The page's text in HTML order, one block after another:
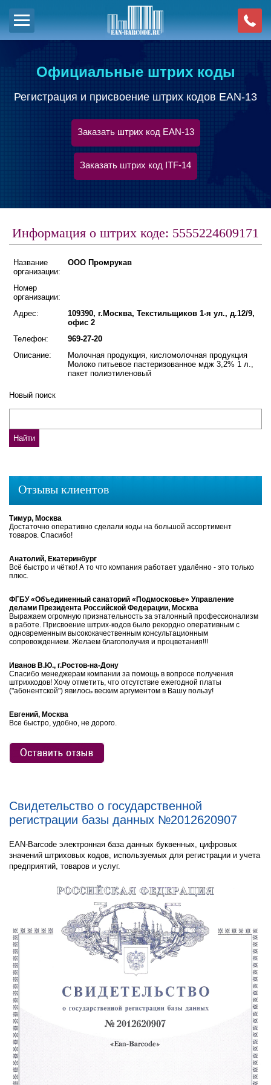
Официальные штрих коды
Регистрация и присвоение штрих кодов EAN-13
Заказать штрих код EAN-13
Заказать штрих код ITF-14
Информация о штрих коде: 5555224609171
Название
организации:
ООО Промрукав
Номер
организации:
Адрес:
109390, г.Москва, Текстильщиков 1-я ул., д.12/9,
офис 2
Телефон:
969-27-20
Описание:
Молочная продукция, кисломолочная продукция
Молоко питьевое пастеризованное мдж 3,2% 1 л.,
пакет полиэтиленовый
Новый поиск
Отзывы клиентов
Тимур, Москва
Достаточно оперативно сделали коды на большой ассортимент
товаров. Спасибо!
Анатолий, Екатеринбург
Всё быстро и чётко! А то что компания работает удалённо - это только
плюс.
ФГБУ «Объединенный санаторий «Подмосковье» Управление
делами Президента Российской Федерации, Москва
Выражаем огромную признательность за эталонный профессионализм
в работе. Присвоение штрих-кодов было рекордно оперативным с
одновременным высококачественным консультационным
сопровождением. Желаем благополучия и процветания!!!
Иванов В.Ю., г.Ростов-на-Дону
Спасибо менеджерам компании за помощь в вопросе получения
штрихкодов! Хочу отметить, что отсутствие ежегодной платы
("абонентской") явилось веским аргументом в Вашу пользу!
Евгений, Москва
Все быстро, удобно, не дорого.
Свидетельство о государственной
регистрации базы данных №2012620907
EAN-Barcode электронная база данных буквенных, цифровых
значений штриховых кодов, используемых для регистрации и учета
предприятий, товаров и услуг.